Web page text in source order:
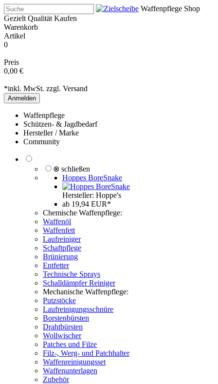
Waffenpflege Shop
Gezielt Qualität Kaufen
Warenkorb
Artikel
0
Preis
0,00 €
*inkl. MwSt. zzgl. Versand
Anmelden
Waffenpflege
Schützen- & Jagdbedarf
Hersteller / Marke
Community
⊗ schließen
Hoppes BoreSnake
Hersteller: Hoppe's
ab 19,94 EUR*
Chemische Waffenpflege:
Waffenöl
Waffenfett
Laufreiniger
Schaftpflege
Brünierung
Entfetter
Technische Sprays
Schalldämpfer Reiniger
Mechanische Waffenpflege:
Putzstöcke
Laufreinigungsschnüre
Borstenbürsten
Drahtbürsten
Wollwischer
Patches und Filze
Filz-, Werg- und Patchhalter
Waffenreinigungsset
Waffenunterlagen
Zubehör